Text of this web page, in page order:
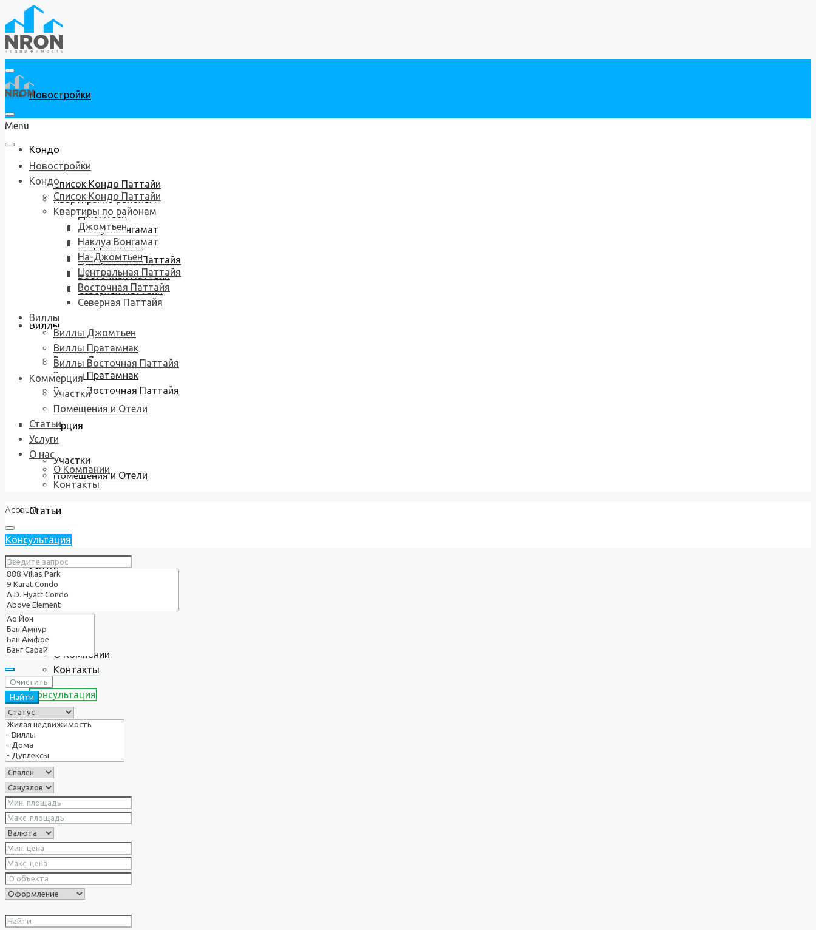
Новостройки
Кондо
Список Кондо Паттайи
Квартиры по районам
Джомтьен
Наклуа Вонгамат
На-Джомтьен
Центральная Паттайя
Восточная Паттайя
Северная Паттайя
Виллы
Виллы Джомтьен
Виллы Пратамнак
Виллы Восточная Паттайя
Коммерция
Участки
Помещения и Отели
Статьи
Услуги
О нас
О Компании
Контакты
Консультация
Menu
Новостройки
Кондо
Список Кондо Паттайи
Квартиры по районам
Джомтьен
Наклуа Вонгамат
На-Джомтьен
Центральная Паттайя
Восточная Паттайя
Северная Паттайя
Виллы
Виллы Джомтьен
Виллы Пратамнак
Виллы Восточная Паттайя
Коммерция
Участки
Помещения и Отели
Статьи
Услуги
О нас
О Компании
Контакты
Account
Консультация
Очистить
Найти